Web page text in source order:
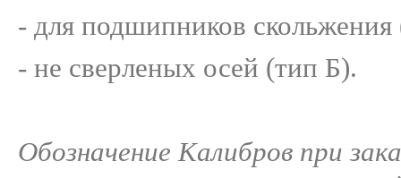
- для подшипников
- не сверленых осей (тип Б).
Обозначение Калибров при